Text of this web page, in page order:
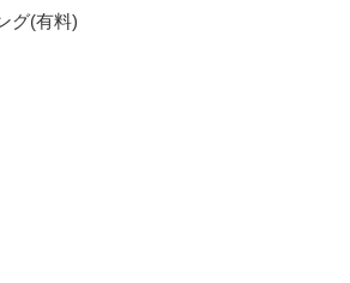
グ(有料)